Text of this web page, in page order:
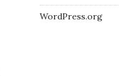
WordPress.org